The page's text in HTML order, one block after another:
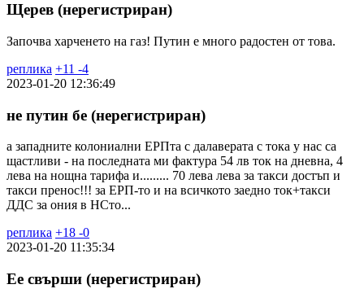
Щерев (нерегистриран)
Започва харченето на газ! Путин е много радостен от това.
реплика +11 -4
2023-01-20 12:36:49
не путин бе (нерегистриран)
а западните колониални ЕРПта с далаверата с тока у нас са
щастливи - на последната ми фактура 54 лв ток на дневна, 4
лева на нощна тарифа и......... 70 лева лева за такси достъп и
такси пренос!!! за ЕРП-то и на всичкото заедно ток+такси
ДДС за ония в НСто...
реплика +18 -0
2023-01-20 11:35:34
Ее свърши (нерегистриран)